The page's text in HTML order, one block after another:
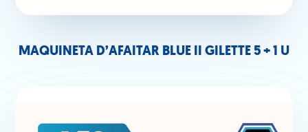
MAQUINETA D’AFAITAR BLUE II GILETTE 5 + 1 U